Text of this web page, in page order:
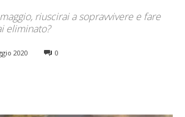
riuscirai a sopravvivere e fare
eliminato?
2020 0